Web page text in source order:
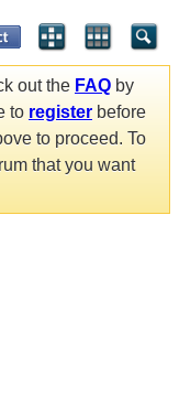
out the FAQ by
to register before
to proceed. To
that you want